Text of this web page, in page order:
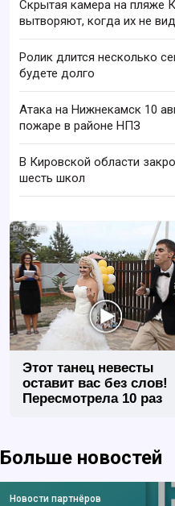
Скрытая камера на пляже
вытворяют, когда их не
Ролик длится несколько
будете долго
Атака на Нижнекамск 10
пожаре в районе НПЗ
В Кировской области
шесть школ
Этот танец невесты
оставит вас без слов!
Пересмотрела 10 раз
Больше новостей
Новости партнёров